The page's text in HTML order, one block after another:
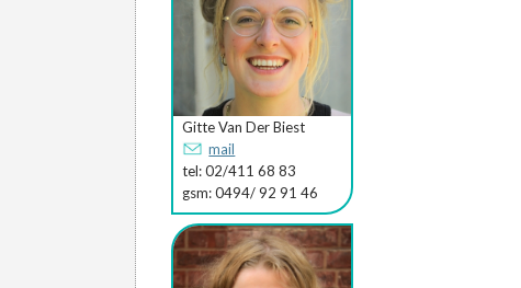
Gitte Van Der Biest
mail
tel: 02/411 68 83
gsm: 0494/ 92 91 46